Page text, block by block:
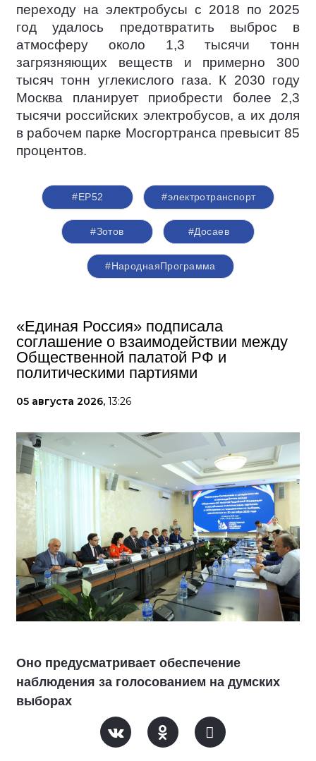
переходу на электробусы с 2018 по 2025
год удалось предотвратить выброс в
атмосферу около 1,3 тысячи тонн
загрязняющих веществ и примерно 300
тысяч тонн углекислого газа. К 2030 году
Москва планирует приобрести более 2,3
тысячи российских электробусов, а их доля
в рабочем парке Мосгортранса превысит 85
процентов.
#ЕР52 #электротранспорт
#Зотов #Досаев
#НароднаяПрограмма
«Единая Россия» подписала
соглашение о взаимодействии между
Общественной палатой РФ и
политическими партиями
05 августа 2026, 13:26
Оно предусматривает обеспечение
наблюдения за голосованием на думских
выборах